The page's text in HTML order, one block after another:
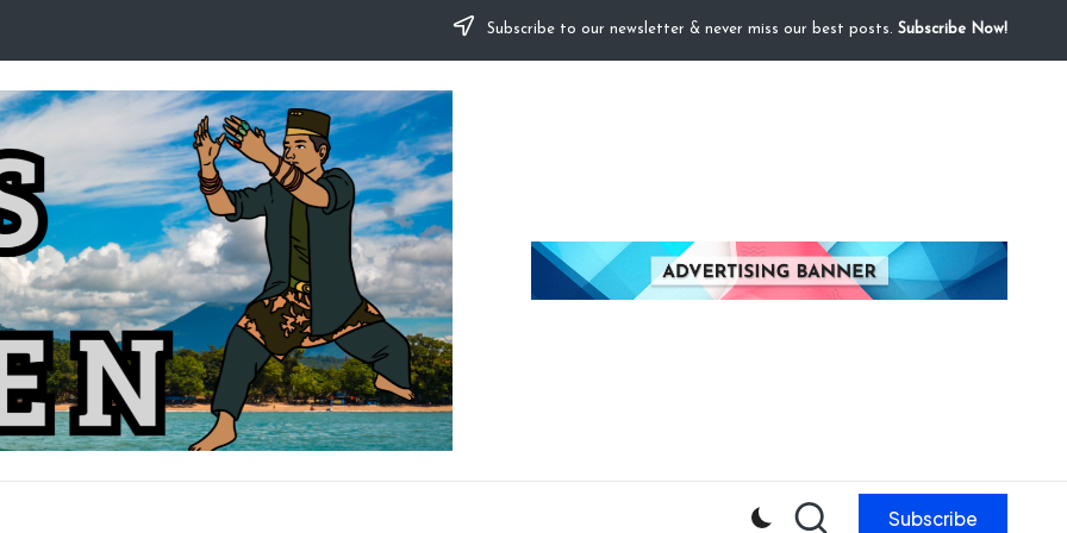
Subscribe to our newsletter & never miss our best posts. Subscribe Now!
Subscribe